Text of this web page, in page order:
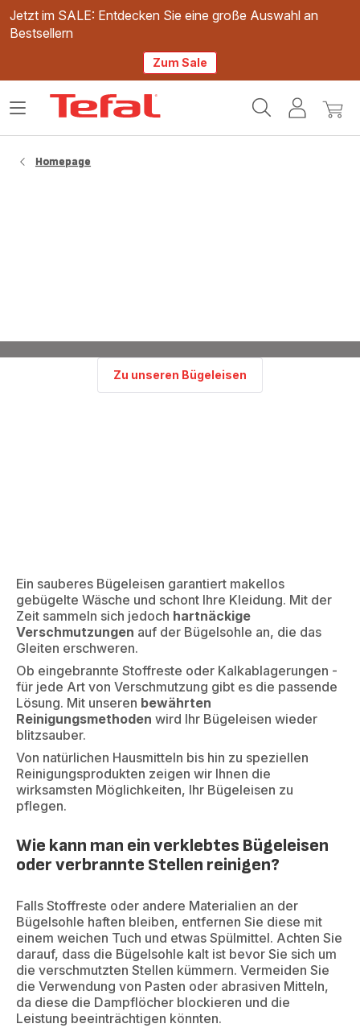
Jetzt im SALE: Entdecken Sie eine große Auswahl an
Bestsellern
Zum Sale
Mein
Mein
Das
Homepage
Zu unseren Bügeleisen
Ein sauberes Bügeleisen garantiert makellos
gebügelte Wäsche und schont Ihre Kleidung. Mit der
Zeit sammeln sich jedoch hartnäckige
Verschmutzungen auf der Bügelsohle an, die das
Gleiten erschweren.
Ob eingebrannte Stoffreste oder Kalkablagerungen -
für jede Art von Verschmutzung gibt es die passende
Lösung. Mit unseren bewährten
Reinigungsmethoden wird Ihr Bügeleisen wieder
blitzsauber.
Von natürlichen Hausmitteln bis hin zu speziellen
Reinigungsprodukten zeigen wir Ihnen die
wirksamsten Möglichkeiten, Ihr Bügeleisen zu
pflegen.
Wie kann man ein verklebtes Bügeleisen
oder verbrannte Stellen reinigen?
Falls Stoffreste oder andere Materialien an der
Bügelsohle haften bleiben, entfernen Sie diese mit
einem weichen Tuch und etwas Spülmittel. Achten Sie
darauf, dass die Bügelsohle kalt ist bevor Sie sich um
die verschmutzten Stellen kümmern. Vermeiden Sie
die Verwendung von Pasten oder abrasiven Mitteln,
da diese die Dampflöcher blockieren und die
Leistung beeinträchtigen könnten.